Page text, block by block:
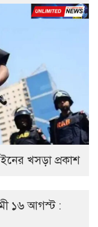
খসড়া প্রকাশ
১৬ আগস্ট :